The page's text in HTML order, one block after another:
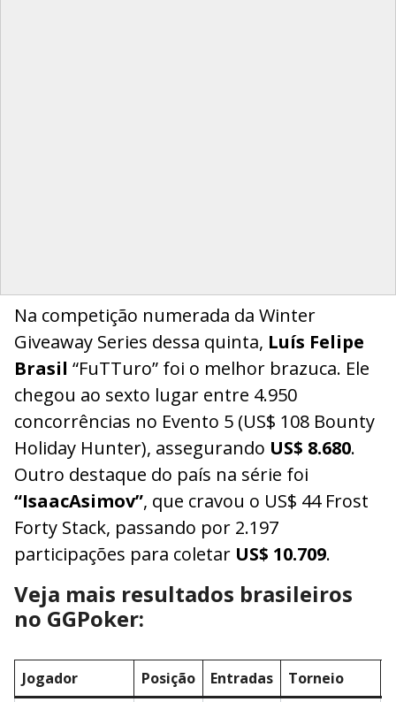
Na competição numerada da Winter
Giveaway Series dessa quinta, Luís Felipe
Brasil “FuTTuro” foi o melhor brazuca. Ele
chegou ao sexto lugar entre 4.950
concorrências no Evento 5 (US$ 108 Bounty
Holiday Hunter), assegurando US$ 8.680.
Outro destaque do país na série foi
“IsaacAsimov”, que cravou o US$ 44 Frost
Forty Stack, passando por 2.197
participações para coletar US$ 10.709.
Veja mais resultados brasileiros
no GGPoker:
Jogador Posição Entradas Torneio